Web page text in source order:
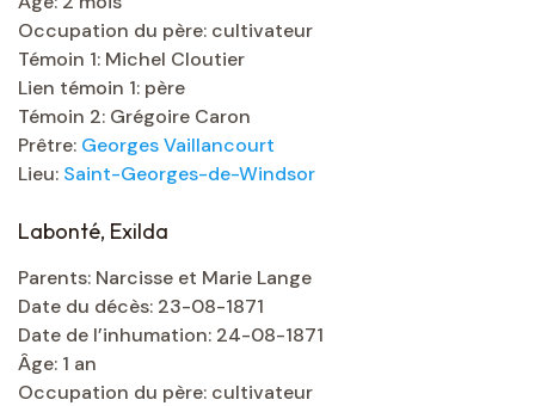
Occupation du père: cultivateur
Témoin 1: Michel Cloutier
Lien témoin 1: père
Témoin 2: Grégoire Caron
Prêtre: Georges Vaillancourt
Lieu: Saint-Georges-de-Windsor
Labonté, Exilda
Parents: Narcisse et Marie Lange
Date du décès: 23-08-1871
Date de l’inhumation: 24-08-1871
Âge: 1 an
Occupation du père: cultivateur